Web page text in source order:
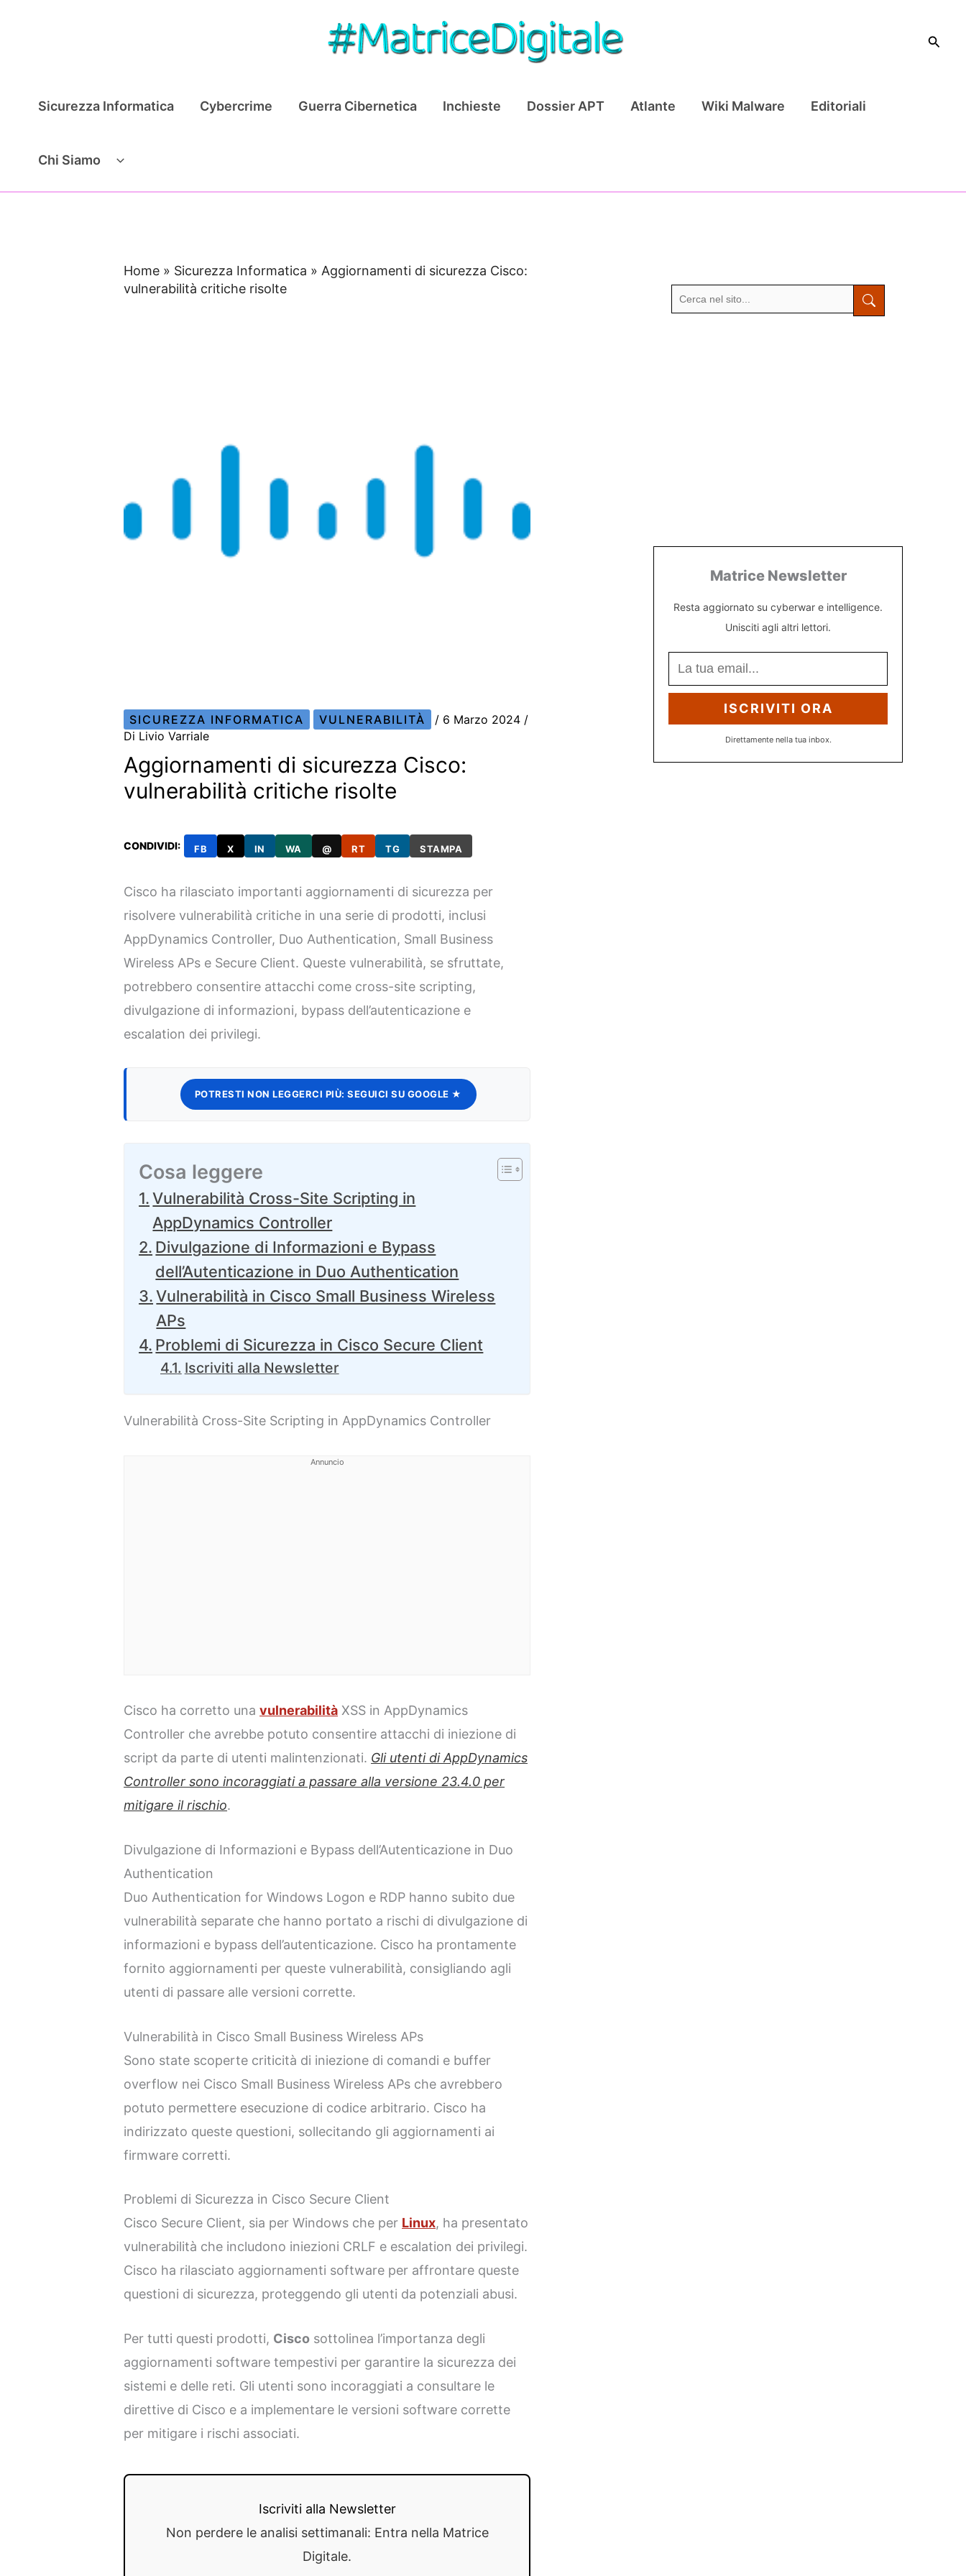
Cerca
Sicurezza Informatica Cybercrime Guerra Cibernetica Inchieste Dossier APT Atlante Wiki Malware Editoriali
Chi Siamo
Home » Sicurezza Informatica » Aggiornamenti di sicurezza Cisco:
vulnerabilità critiche risolte
SICUREZZA INFORMATICA VULNERABILITÀ / 6 Marzo 2024 /
Di Livio Varriale
Aggiornamenti di sicurezza Cisco:
vulnerabilità critiche risolte
CONDIVIDI: FB X IN WA @ RT TG STAMPA
Cisco ha rilasciato importanti aggiornamenti di sicurezza per
risolvere vulnerabilità critiche in una serie di prodotti, inclusi
AppDynamics Controller, Duo Authentication, Small Business
Wireless APs e Secure Client. Queste vulnerabilità, se sfruttate,
potrebbero consentire attacchi come cross-site scripting,
divulgazione di informazioni, bypass dell’autenticazione e
escalation dei privilegi.
POTRESTI NON LEGGERCI PIÙ: SEGUICI SU GOOGLE ★
Cosa leggere
Vulnerabilità Cross-Site Scripting in
AppDynamics Controller
Divulgazione di Informazioni e Bypass
dell’Autenticazione in Duo Authentication
Vulnerabilità in Cisco Small Business Wireless
APs
Problemi di Sicurezza in Cisco Secure Client
Iscriviti alla Newsletter
Vulnerabilità Cross-Site Scripting in AppDynamics Controller
Annuncio
Cisco ha corretto unavulnerabilità XSS in AppDynamics
Controller che avrebbe potuto consentire attacchi di iniezione di
script da parte di utenti malintenzionati. Gli utenti di AppDynamics
Controller sono incoraggiati a passare alla versione 23.4.0 per
mitigare il rischio.
Divulgazione di Informazioni e Bypass dell’Autenticazione in Duo
Authentication
Duo Authentication for Windows Logon e RDP hanno subito due
vulnerabilità separate che hanno portato a rischi di divulgazione di
informazioni e bypass dell’autenticazione. Cisco ha prontamente
fornito aggiornamenti per queste vulnerabilità, consigliando agli
utenti di passare alle versioni corrette.
Vulnerabilità in Cisco Small Business Wireless APs
Sono state scoperte criticità di iniezione di comandi e buffer
overflow nei Cisco Small Business Wireless APs che avrebbero
potuto permettere esecuzione di codice arbitrario. Cisco ha
indirizzato queste questioni, sollecitando gli aggiornamenti ai
firmware corretti.
Problemi di Sicurezza in Cisco Secure Client
Cisco Secure Client, sia per Windows che per Linux, ha presentato
vulnerabilità che includono iniezioni CRLF e escalation dei privilegi.
Cisco ha rilasciato aggiornamenti software per affrontare queste
questioni di sicurezza, proteggendo gli utenti da potenziali abusi.
Per tutti questi prodotti, Cisco sottolinea l’importanza degli
aggiornamenti software tempestivi per garantire la sicurezza dei
sistemi e delle reti. Gli utenti sono incoraggiati a consultare le
direttive di Cisco e a implementare le versioni software corrette
per mitigare i rischi associati.
Iscriviti alla Newsletter
Non perdere le analisi settimanali: Entra nella Matrice
Digitale.
Matrice Newsletter
Resta aggiornato su cyberwar e intelligence.
Unisciti agli altri lettori.
ISCRIVITI ORA
Direttamente nella tua inbox.